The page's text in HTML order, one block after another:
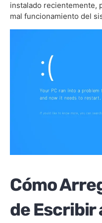
instalado recientemente,
mal funcionamiento del
Cómo
de Escribir